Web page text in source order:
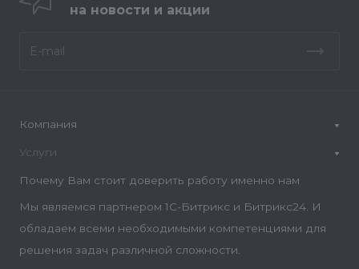
на новости и акции
Компания
Услуги
Почему Вам стоит доверить работу именно нам
Мы являемся партнером 1С-Битрикс и Битрикс24. И
обладаем всеми необходимыми компетенциями для
решения задач различной сложности.